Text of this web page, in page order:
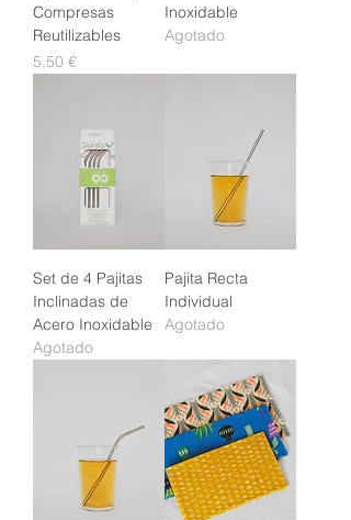
Compresas
Reutilizables
Precio
5,50 €
Inoxidable
Agotado
Set de 4 Pajitas
Inclinadas de
Acero Inoxidable
Agotado
Pajita Recta
Individual
Agotado